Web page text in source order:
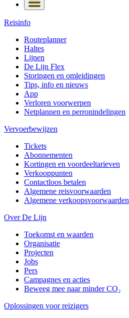
Reisinfo
Routeplanner
Haltes
Lijnen
De Lijn Flex
Storingen en omleidingen
Tips, info en nieuws
App
Verloren voorwerpen
Netplannen en perronindelingen
Vervoerbewijzen
Tickets
Abonnementen
Kortingen en voordeeltarieven
Verkooppunten
Contactloos betalen
Algemene reisvoorwaarden
Algemene verkoopsvoorwaarden
Over De Lijn
Toekomst en waarden
Organisatie
Projecten
Jobs
Pers
Campagnes en acties
Beweeg mee naar minder CO₂
Oplossingen voor reizigers